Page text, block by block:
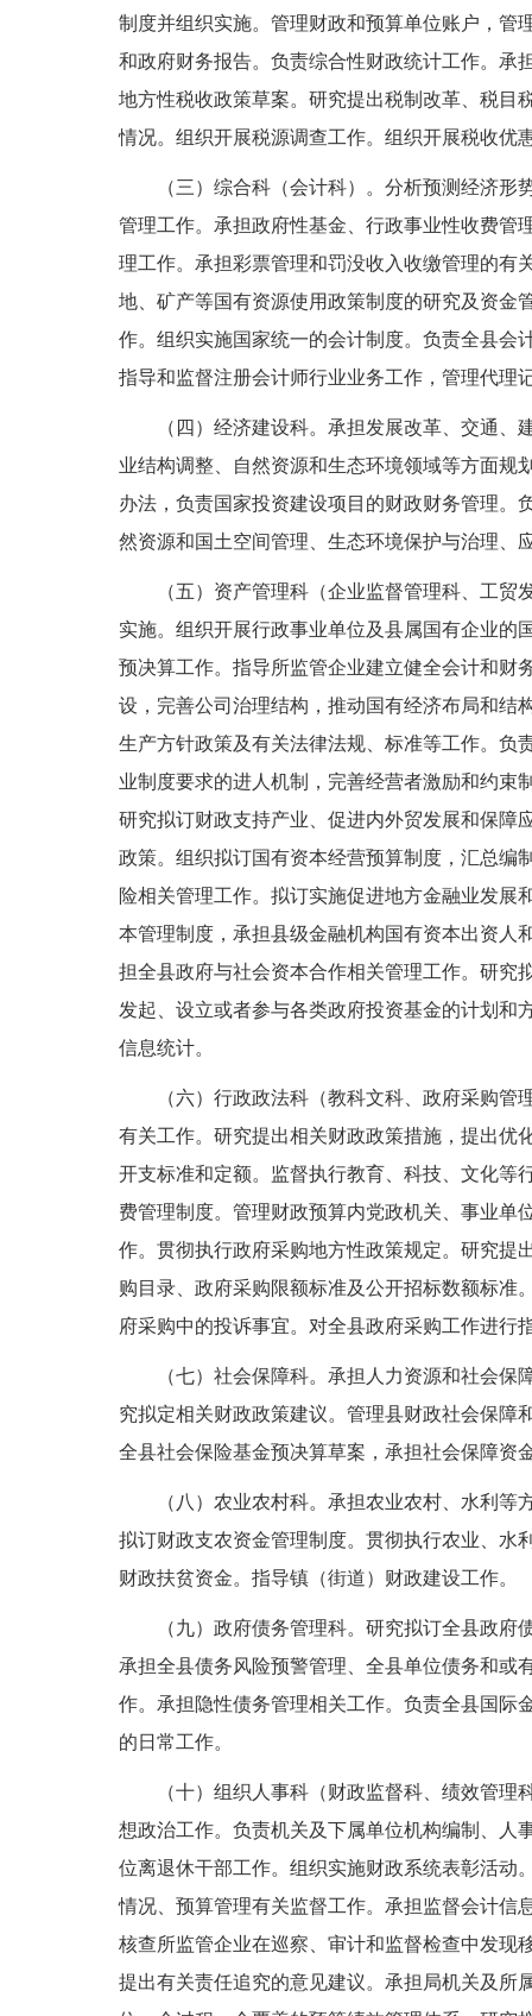
制度并组织实施。管理财政和预算单位账户，管
和政府财务报告。负责综合性财政统计工作。承
地方性税收政策草案。研究提出税制改革、税目
情况。组织开展税源调查工作。组织开展税收优
（三）综合科（会计科）。分析预测经济
管理工作。承担政府性基金、行政事业性收费管
理工作。承担彩票管理和罚没收入收缴管理的有
地、矿产等国有资源使用政策制度的研究及资金
作。组织实施国家统一的会计制度。负责全县会
指导和监督注册会计师行业业务工作，管理代理
（四）经济建设科。承担发展改革、交通
业结构调整、自然资源和生态环境领域等方面规
办法，负责国家投资建设项目的财政财务管理。
然资源和国土空间管理、生态环境保护与治理、
（五）资产管理科（企业监督管理科、工
实施。组织开展行政事业单位及县属国有企业的
预决算工作。指导所监管企业建立健全会计和财
设，完善公司治理结构，推动国有经济布局和结
生产方针政策及有关法律法规、标准等工作。负
业制度要求的进人机制，完善经营者激励和约束
研究拟订财政支持产业、促进内外贸发展和保障
政策。组织拟订国有资本经营预算制度，汇总编
险相关管理工作。拟订实施促进地方金融业发
本管理制度，承担县级金融机构国有资本出资人
担全县政府与社会资本合作相关管理工作。研究
发起、设立或者参与各类政府投资基金的计划和
信息统计。
（六）行政政法科（教科文科、政府采购
有关工作。研究提出相关财政政策措施，提出优
开支标准和定额。监督执行教育、科技、文化等
费管理制度。管理财政预算内党政机关、事业单
作。贯彻执行政府采购地方性政策规定。研究提
购目录、政府采购限额标准及公开招标数额标准
府采购中的投诉事宜。对全县政府采购工作进行
（七）社会保障科。承担人力资源和社会
究拟定相关财政政策建议。管理县财政社会保障
全县社会保险基金预决算草案，承担社会保障资
（八）农业农村科。承担农业农村、水利
拟订财政支农资金管理制度。贯彻执行农业、水
财政扶贫资金。指导镇（街道）财政建设工作。
（九）政府债务管理科。研究拟订全县政
承担全县债务风险预警管理、全县单位债务和或
作。承担隐性债务管理相关工作。负责全县国际
的日常工作。
（十）组织人事科（财政监督科、绩效管
想政治工作。负责机关及下属单位机构编制、人
位离退休干部工作。组织实施财政系统表彰活动
情况、预算管理有关监督工作。承担监督会计信
核查所监管企业在巡察、审计和监督检查中发现
提出有关责任追究的意见建议。承担局机关及所